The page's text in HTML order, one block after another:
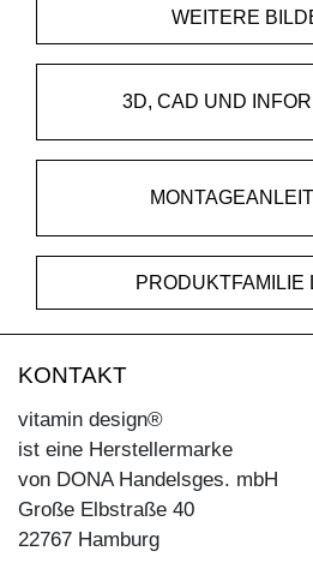
WEITERE
3D, CAD UND
PRODUKTFAMILIE
KONTAKT
vitamin design®
ist eine Herstellermarke
von DONA Handelsges. mbH
Große Elbstraße 40
22767 Hamburg